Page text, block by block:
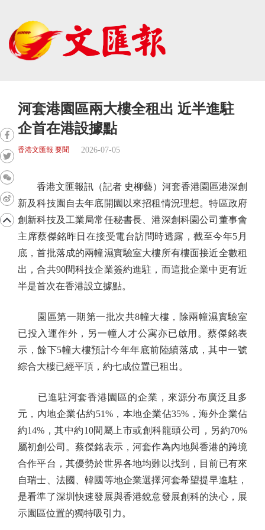
河套港園區兩大樓全租出 近半進駐
企首在港設據點
香港文匯報 要聞 2026-07-05
香港文匯報訊（記者 史柳藝）河套香港園區港深創
新及科技園自去年底開園以來招租情況理想。特區政府
創新科技及工業局常任秘書長、港深創科園公司董事會
主席蔡傑銘昨日在接受電台訪問時透露，截至今年5月
底，首批落成的兩幢濕實驗室大樓所有樓面接近全數租
出，合共90間科技企業簽約進駐，而這批企業中更有近
半是首次在香港設立據點。
園區第一期第一批次共8幢大樓，除兩幢濕實驗室
已投入運作外，另一幢人才公寓亦已啟用。蔡傑銘表
示，餘下5幢大樓預計今年年底前陸續落成，其中一號
綜合大樓已經平頂，約七成位置已租出。
已進駐河套香港園區的企業，來源分布廣泛且多
元，內地企業佔約51%，本地企業佔35%，海外企業佔
約14%，其中約10間屬上市或創科龍頭公司，另約70%
屬初創公司。蔡傑銘表示，河套作為內地與香港的跨境
合作平台，其優勢於世界各地均難以找到，目前已有來
自瑞士、法國、韓國等地企業選擇河套希望提早進駐，
是看準了深圳快速發展與香港銳意發展創科的決心，展
示園區位置的獨特吸引力。